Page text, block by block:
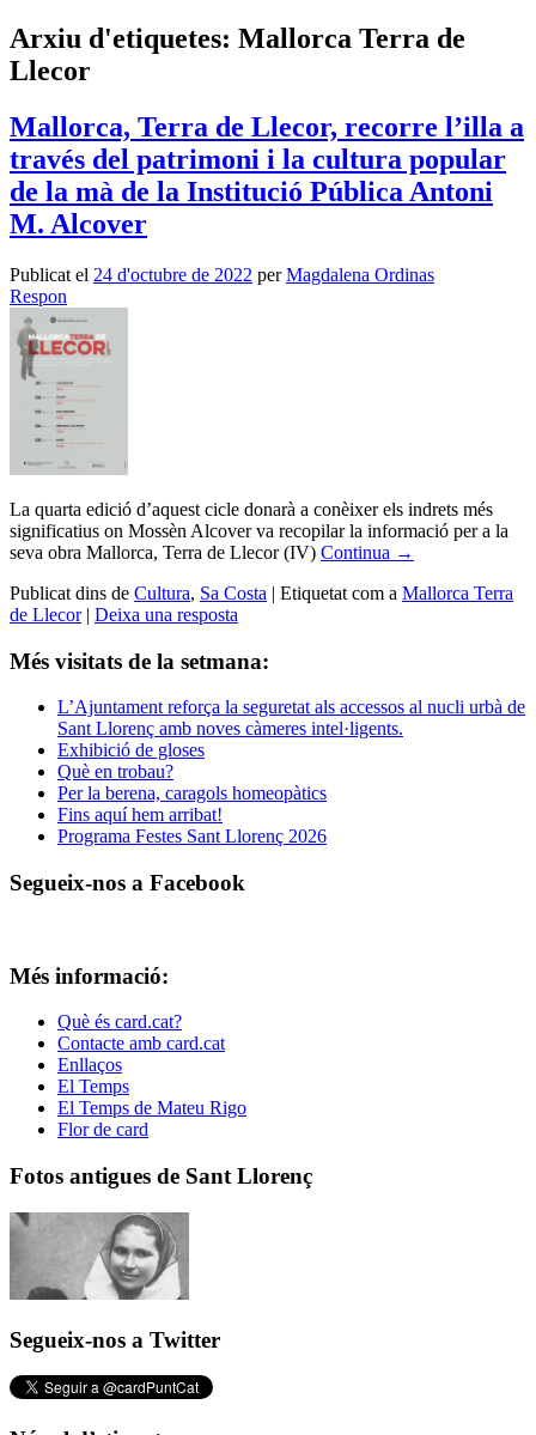
Arxiu d'etiquetes: Mallorca Terra de
Llecor
Mallorca, Terra de Llecor, recorre l’illa a
través del patrimoni i la cultura popular
de la mà de la Institució Pública Antoni
M. Alcover
Publicat el 24 d'octubre de 2022 perMagdalena Ordinas
Respon
La quarta edició d’aquest cicle donarà a conèixer els indrets més
significatius on Mossèn Alcover va recopilar la informació per a la
seva obra Mallorca, Terra de Llecor (IV) Continua →
Publicat dins de Cultura, Sa Costa | Etiquetat com a Mallorca Terra
de Llecor | Deixa una resposta
Més visitats de la setmana:
L’Ajuntament reforça la seguretat als accessos al nucli urbà de
Sant Llorenç amb noves càmeres intel·ligents.
Exhibició de gloses
Què en trobau?
Per la berena, caragols homeopàtics
Fins aquí hem arribat!
Programa Festes Sant Llorenç 2026
Segueix-nos a Facebook
Més informació:
Què és card.cat?
Contacte amb card.cat
Enllaços
El Temps
El Temps de Mateu Rigo
Flor de card
Fotos antigues de Sant Llorenç
Segueix-nos a Twitter